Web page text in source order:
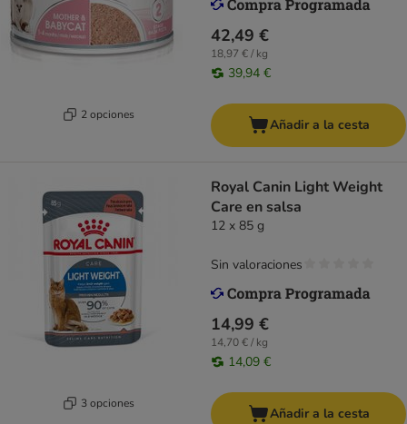
2 opciones
42,49 €
18,97 € / kg
39,94 €
Añadir a la cesta
3 opciones
Royal Canin Light Weight
Care en salsa
12 x 85 g
14,99 €
14,70 € / kg
14,09 €
Sin valoraciones
Añadir a la cesta